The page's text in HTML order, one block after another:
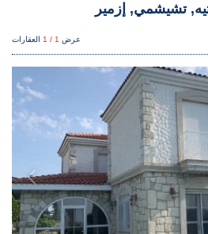
تشيشمي, إزمير
عرض 1 / 1 العقارات